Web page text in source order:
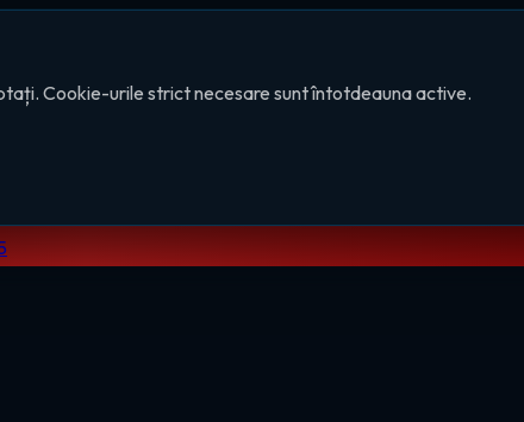
Cookie-urile strict necesare sunt întotdeauna active.